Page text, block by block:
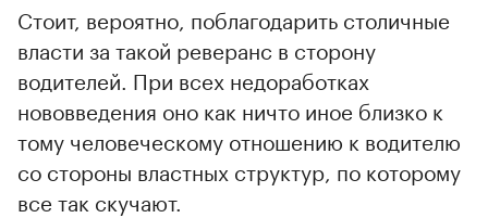
Стоит, вероятно, поблагодарить столичные
власти за такой реверанс в сторону
водителей. При всех недоработках
нововведения оно как ничто иное близко к
тому человеческому отношению к водителю
со стороны властных структур, по которому
все так скучают.